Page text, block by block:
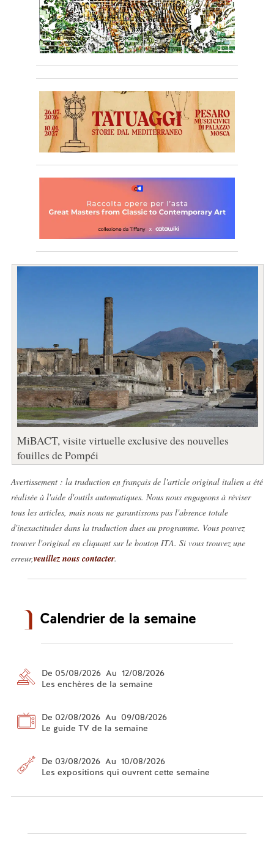
MiBACT, visite virtuelle exclusive des nouvelles
fouilles de Pompéi
Avertissement : la traduction en français de l'article original italien a été
réalisée à l'aide d'outils automatiques. Nous nous engageons à réviser
tous les articles, mais nous ne garantissons pas l'absence totale
d'inexactitudes dans la traduction dues au programme. Vous pouvez
trouver l'original en cliquant sur le bouton ITA. Si vous trouvez une
erreur,veuillez nous contacter.
Calendrier de la semaine
De 05/08/2026 Au 12/08/2026
Les enchères de la semaine
De 02/08/2026 Au 09/08/2026
Le guide TV de la semaine
De 03/08/2026 Au 10/08/2026
Les expositions qui ouvrent cette semaine